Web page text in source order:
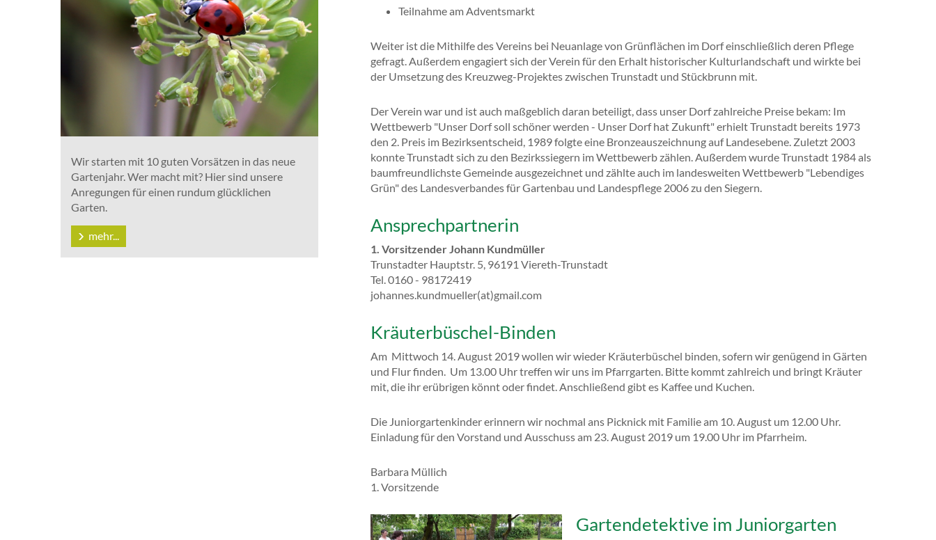
Wir starten mit 10 guten Vorsätzen in das neue
Gartenjahr. Wer macht mit? Hier sind unsere
Anregungen für einen rundum glücklichen
Garten.
mehr...
Teilnahme am Adventsmarkt
Weiter ist die Mithilfe des Vereins bei Neuanlage von Grünflächen im Dorf einschließlich deren Pflege
gefragt. Außerdem engagiert sich der Verein für den Erhalt historischer Kulturlandschaft und wirkte bei
der Umsetzung des Kreuzweg-Projektes zwischen Trunstadt und Stückbrunn mit.
Der Verein war und ist auch maßgeblich daran beteiligt, dass unser Dorf zahlreiche Preise bekam: Im
Wettbewerb "Unser Dorf soll schöner werden - Unser Dorf hat Zukunft" erhielt Trunstadt bereits 1973
den 2. Preis im Bezirksentscheid, 1989 folgte eine Bronzeauszeichnung auf Landesebene. Zuletzt 2003
konnte Trunstadt sich zu den Bezirkssiegern im Wettbewerb zählen. Außerdem wurde Trunstadt 1984 als
baumfreundlichste Gemeinde ausgezeichnet und zählte auch im landesweiten Wettbewerb "Lebendiges
Grün" des Landesverbandes für Gartenbau und Landespflege 2006 zu den Siegern.
Ansprechpartnerin
1. Vorsitzender Johann Kundmüller
Trunstadter Hauptstr. 5, 96191 Viereth-Trunstadt
Tel. 0160 - 98172419
johannes.kundmueller(at)gmail.com
Kräuterbüschel-Binden
Am Mittwoch 14. August 2019 wollen wir wieder Kräuterbüschel binden, sofern wir genügend in Gärten
und Flur finden. Um 13.00 Uhr treffen wir uns im Pfarrgarten. Bitte kommt zahlreich und bringt Kräuter
mit, die ihr erübrigen könnt oder findet. Anschließend gibt es Kaffee und Kuchen.
Die Juniorgartenkinder erinnern wir nochmal ans Picknick mit Familie am 10. August um 12.00 Uhr.
Einladung für den Vorstand und Ausschuss am 23. August 2019 um 19.00 Uhr im Pfarrheim.
Barbara Müllich
1. Vorsitzende
Gartendetektive im Juniorgarten